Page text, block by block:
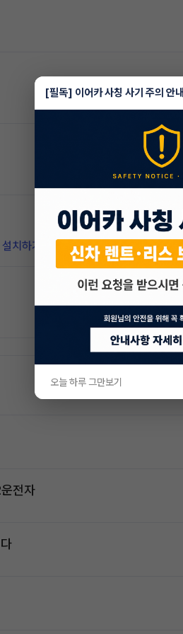
치하기
전자
[필독] 이어카 사칭 사기 주의 안내
오늘 하루 그만보기